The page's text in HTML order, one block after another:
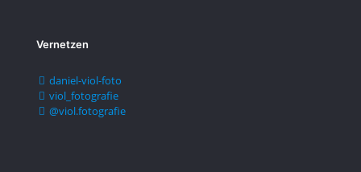
Vernetzen
daniel-viol-foto
viol_fotografie
@viol.fotografie